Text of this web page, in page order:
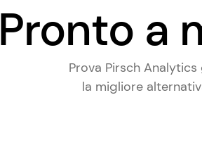
Pronto a
Prova Pirsch
la migliore